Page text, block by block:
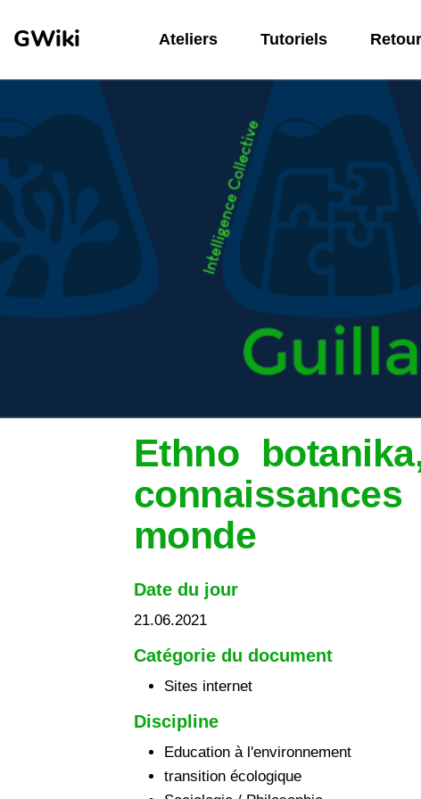
GWiki Ateliers Tutoriels
Ethno
monde
Date du jour
21.06.2021
Catégorie du document
Sites internet
Discipline
Education à l'environnement
transition écologique